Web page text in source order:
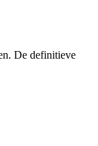
De definitieve